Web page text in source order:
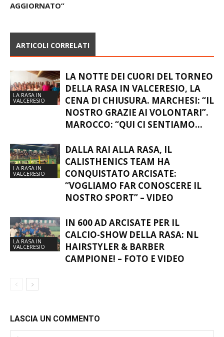
AGGIORNATO”
ARTICOLI CORRELATI
LA RASA IN
VALCERESIO
LA NOTTE DEI CUORI DEL TORNEO
DELLA RASA IN VALCERESIO, LA
CENA DI CHIUSURA. MARCHESI: “IL
NOSTRO GRAZIE AI VOLONTARI”.
MAROCCO: “QUI CI SENTIAMO...
LA RASA IN
VALCERESIO
DALLA RAI ALLA RASA, IL
CALISTHENICS TEAM HA
CONQUISTATO ARCISATE:
“VOGLIAMO FAR CONOSCERE IL
NOSTRO SPORT” – VIDEO
LA RASA IN
VALCERESIO
IN 600 AD ARCISATE PER IL
CALCIO-SHOW DELLA RASA: NL
HAIRSTYLER & BARBER
CAMPIONE! – FOTO E VIDEO
LASCIA UN COMMENTO